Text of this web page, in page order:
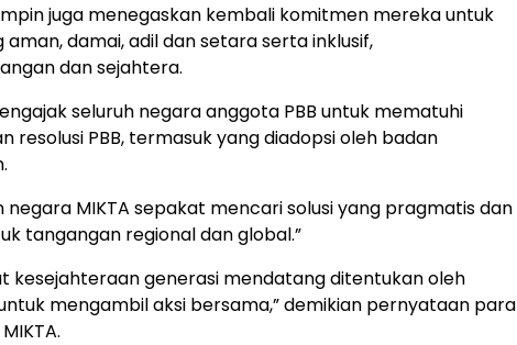
juga menegaskan kembali komitmen mereka untuk
aman, damai, adil dan setara serta inklusif,
dan sejahtera.
seluruh negara anggota PBB untuk mematuhi
resolusi PBB, termasuk yang diadopsi oleh badan
negara MIKTA sepakat mencari solusi yang pragmatis dan
tangangan regional dan global.”
kesejahteraan generasi mendatang ditentukan oleh
mengambil aksi bersama,” demikian pernyataan para